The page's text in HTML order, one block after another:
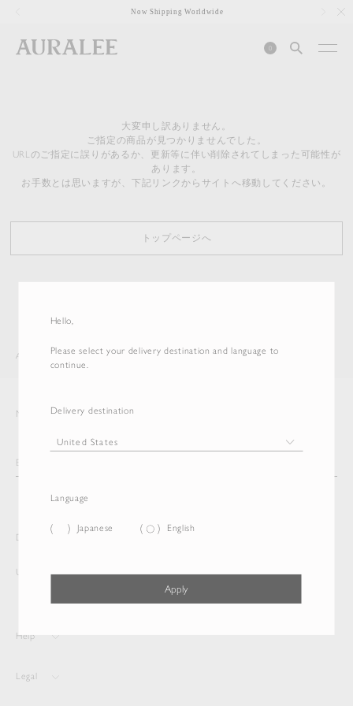
Hello,
Please select your delivery destination and language to
continue.
Delivery destination
Language
Japanese English
Apply
Now Shipping Worldwide
0
大変申し訳ありません。
ご指定の商品が見つかりませんでした。
URLのご指定に誤りがあるか、更新等に伴い削除されてしまった可能性が
あります。
お手数とは思いますが、下記リンクからサイトへ移動してください。
トップページへ
AURALEE ITEM
Newsletter
Delivery destination and Language
United States English
Help
Legal